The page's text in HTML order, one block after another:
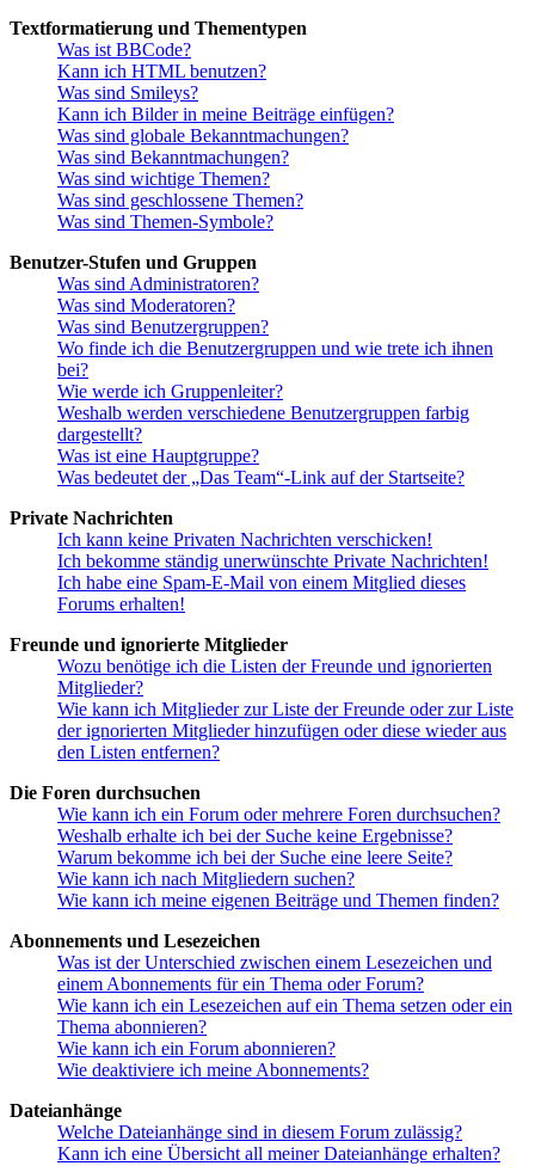
Textformatierung und Thementypen
Was ist BBCode?
Kann ich HTML benutzen?
Was sind Smileys?
Kann ich Bilder in meine Beiträge einfügen?
Was sind globale Bekanntmachungen?
Was sind Bekanntmachungen?
Was sind wichtige Themen?
Was sind geschlossene Themen?
Was sind Themen-Symbole?
Benutzer-Stufen und Gruppen
Was sind Administratoren?
Was sind Moderatoren?
Was sind Benutzergruppen?
Wo finde ich die Benutzergruppen und wie trete ich ihnen
bei?
Wie werde ich Gruppenleiter?
Weshalb werden verschiedene Benutzergruppen farbig
dargestellt?
Was ist eine Hauptgruppe?
Was bedeutet der „Das Team“-Link auf der Startseite?
Private Nachrichten
Ich kann keine Privaten Nachrichten verschicken!
Ich bekomme ständig unerwünschte Private Nachrichten!
Ich habe eine Spam-E-Mail von einem Mitglied dieses
Forums erhalten!
Freunde und ignorierte Mitglieder
Wozu benötige ich die Listen der Freunde und ignorierten
Mitglieder?
Wie kann ich Mitglieder zur Liste der Freunde oder zur Liste
der ignorierten Mitglieder hinzufügen oder diese wieder aus
den Listen entfernen?
Die Foren durchsuchen
Wie kann ich ein Forum oder mehrere Foren durchsuchen?
Weshalb erhalte ich bei der Suche keine Ergebnisse?
Warum bekomme ich bei der Suche eine leere Seite?
Wie kann ich nach Mitgliedern suchen?
Wie kann ich meine eigenen Beiträge und Themen finden?
Abonnements und Lesezeichen
Was ist der Unterschied zwischen einem Lesezeichen und
einem Abonnements für ein Thema oder Forum?
Wie kann ich ein Lesezeichen auf ein Thema setzen oder ein
Thema abonnieren?
Wie kann ich ein Forum abonnieren?
Wie deaktiviere ich meine Abonnements?
Dateianhänge
Welche Dateianhänge sind in diesem Forum zulässig?
Kann ich eine Übersicht all meiner Dateianhänge erhalten?